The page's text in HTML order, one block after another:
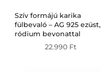
Szív formájú karika
fülbevaló – AG 925 ezüst,
ródium bevonattal
22.990 Ft